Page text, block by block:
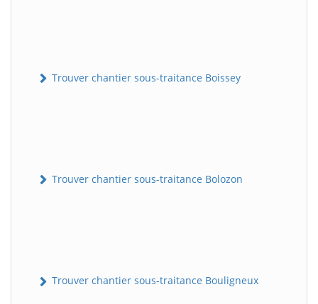
Trouver chantier sous-traitance Boissey
Trouver chantier sous-traitance Bolozon
Trouver chantier sous-traitance Bouligneux